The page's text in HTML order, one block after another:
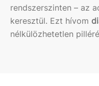
rendszerszinten – az
keresztül. Ezt hívom
nélkülözhetetlen